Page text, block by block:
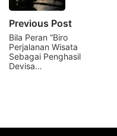
Previous Post
Bila Peran “Biro
Perjalanan Wisata
Sebagai Penghasil
Devisa…